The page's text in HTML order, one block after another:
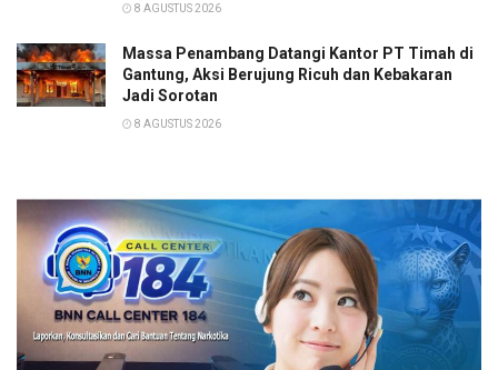
8 AGUSTUS 2026
Massa Penambang Datangi Kantor PT Timah di
Gantung, Aksi Berujung Ricuh dan Kebakaran
Jadi Sorotan
8 AGUSTUS 2026